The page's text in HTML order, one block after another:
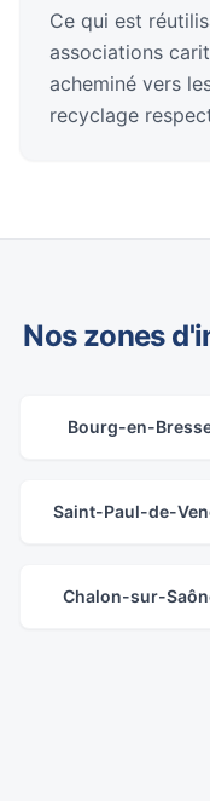
Ce qui est
associations
acheminé vers
recyclage
Nos zones
Bourg-en-
Saint-Paul-de-
Chalon-sur-